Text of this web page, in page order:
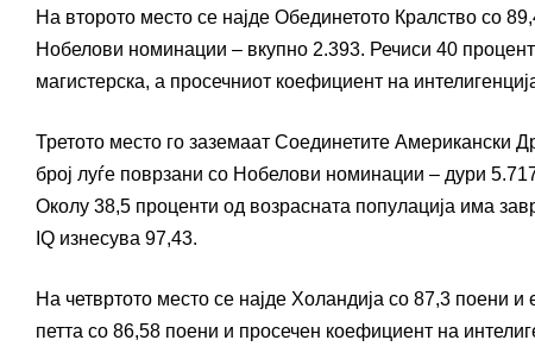
На второто место се најде Обединетото Кралство со
Нобелови номинации – вкупно 2.393. Речиси 40
магистерска, а просечниот коефициент на
Третото место го заземаат Соединетите Американски
број луѓе поврзани со Нобелови номинации – дури
Околу 38,5 проценти од возрасната популација има
IQ изнесува 97,43.
На четвртото место се најде Холандија со 87,3 поени
петта со 86,58 поени и просечен коефициент на